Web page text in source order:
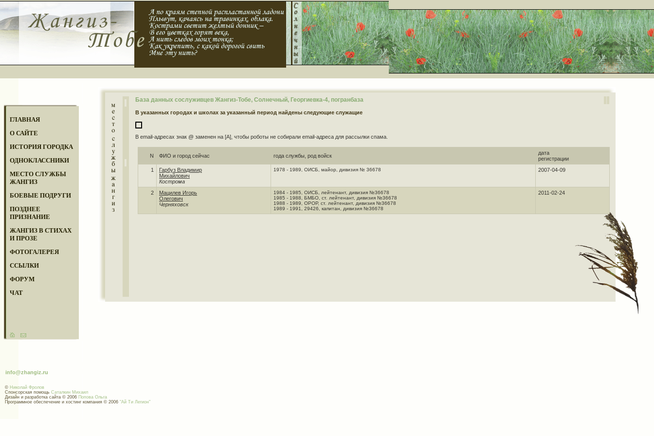
ГЛАВНАЯ
О САЙТЕ
ИСТОРИЯ ГОРОДКА
ОДНОКЛАССНИКИ
МЕСТО СЛУЖБЫ
ЖАНГИЗ
БОЕВЫЕ ПОДРУГИ
ПОЗДНЕЕ
ПРИЗНАНИЕ
ЖАНГИЗ В СТИХАХ
И ПРОЗЕ
ФОТОГАЛЕРЕЯ
ССЫЛКИ
ФОРУМ
ЧАТ
База данных сослуживцев Жангиз-Тобе, Солнечный, Георгиевка-4, погранбаза
В указанных городах и школах за указанный период найдены следующие служащие
В email-адресах знак @ заменен на [A], чтобы роботы не собирали email-адреса для рассылки спама.
N ФИО и город сейчас года службы, род войск
дата
регистрации
1
Гарбуз Владимир
Михайлович
Кострома
1978 - 1989, ОИСБ, майор, дивизия № 36678 2007-04-09
2
Мацилев Игорь
Олегович
Черняховск
1984 - 1985, ОИСБ, лейтенант, дивизия №36678
1985 - 1988, БМБО, ст. лейтенант, дивизия №36678
1988 - 1989, ОРОР, ст. лейтенант, дивизия №36678
1989 - 1991, 29426, капитан, дивизия №36678
2011-02-24
info@zhangiz.ru
© Николай Фролов
Спонсорская помощь Саталкин Михаил
Дизайн и разработка сайта © 2006 Попова Ольга
Программное обеспечение и хостинг компания © 2006 "Ай Ти Легион"